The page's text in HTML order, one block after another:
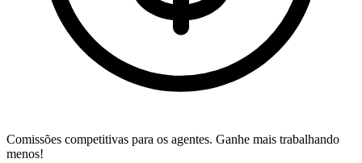
Comissões competitivas para os agentes. Ganhe mais trabalhando
menos!